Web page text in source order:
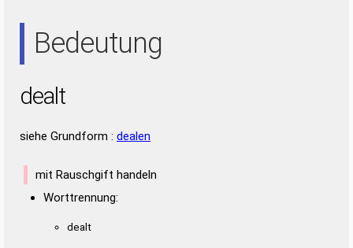
Bedeutung
dealt
siehe Grundform : dealen
mit Rauschgift handeln
Worttrennung:
dealt